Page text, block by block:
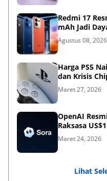
Redmi 17
mAh Jadi
Agustus 08, 2026
Harga PS5
dan Krisis
Maret 27, 2026
OpenAI
Raksasa
Maret 24, 2026
Lihat